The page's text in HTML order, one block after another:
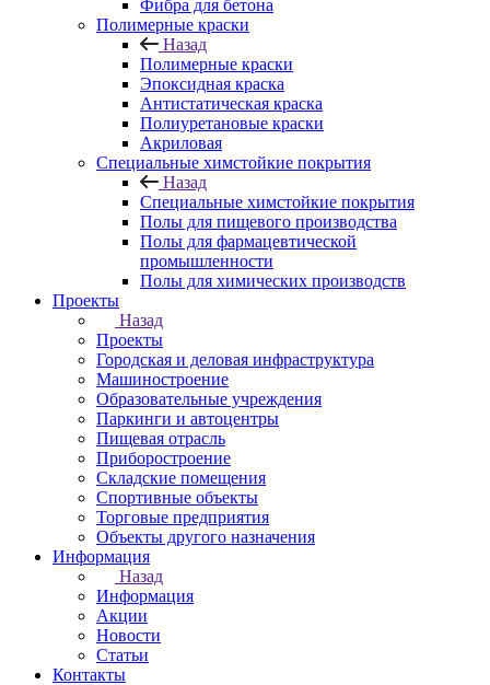
Фибра для бетона
Полимерные краски
Назад
Полимерные краски
Эпоксидная краска
Антистатическая краска
Полиуретановые краски
Акриловая
Специальные химстойкие покрытия
Назад
Специальные химстойкие покрытия
Полы для пищевого производства
Полы для фармацевтической
промышленности
Полы для химических производств
Проекты
Назад
Проекты
Городская и деловая инфраструктура
Машиностроение
Образовательные учреждения
Паркинги и автоцентры
Пищевая отрасль
Приборостроение
Складские помещения
Спортивные объекты
Торговые предприятия
Объекты другого назначения
Информация
Назад
Информация
Акции
Новости
Статьи
Контакты